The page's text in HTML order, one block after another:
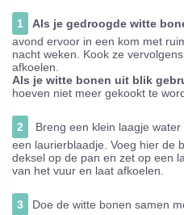
1 Als je gedroogde witte
avond ervoor in een kom met
nacht weken. Kook ze
afkoelen.
Als je witte bonen uit blik
hoeven niet meer gekookt te
2
Breng een klein laagje
een laurierblaadje. Voeg hier de
deksel op de pan en zet op een
van het vuur en laat afkoelen.
3
Doe de witte bonen samen